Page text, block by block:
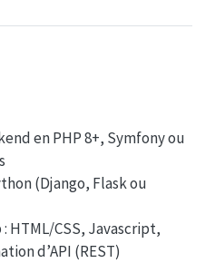
en PHP 8+, Symfony ou
(Django, Flask ou
HTML/CSS, Javascript,
d’API (REST)